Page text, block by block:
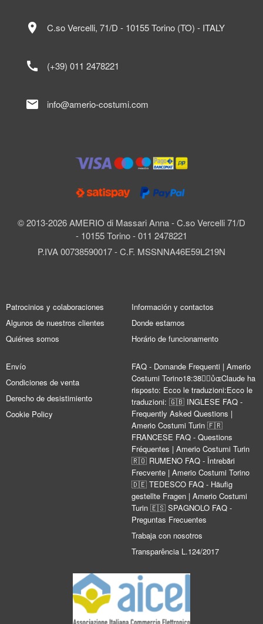
© 2013-2026 AMERIO di Massari Anna - C.so Vercelli 71/D
- 10155 Torino - 011 2478221
P.IVA 00738590017 - C.F. MSSNNA46E59L219N
location_on C.so Vercelli, 71/D - 10155 Torino (TO) - ITALY
call (+39) 011 2478221
mail info@amerio-costumi.com
Patrocinios y colaboraciones
Algunos de nuestros clientes
Quiénes somos
Información y contactos
Donde estamos
Horário de funcionamento
Envío
Condiciones de venta
Derecho de desistimiento
Cookie Policy
FAQ - Domande Frequenti | Amerio
Costumi Torino18:38Claude ha
risposto: Ecco le traduzioni:Ecco le
traduzioni: 🇬🇧 INGLESE FAQ -
Frequently Asked Questions |
Amerio Costumi Turin 🇫🇷
FRANCESE FAQ - Questions
Fréquentes | Amerio Costumi Turin
🇷🇴 RUMENO FAQ - Întrebări
Frecvente | Amerio Costumi Torino
🇩🇪 TEDESCO FAQ - Häufig
gestellte Fragen | Amerio Costumi
Turin 🇪🇸 SPAGNOLO FAQ -
Preguntas Frecuentes
Trabaja con nosotros
Transparência L.124/2017